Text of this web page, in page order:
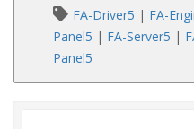
FA-Driver5 | FA-
Panel5 | FA-Server5 |
Panel5